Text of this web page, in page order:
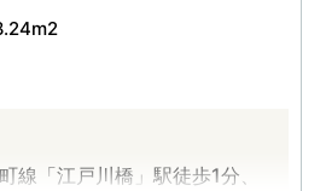
線「江戸川橋」駅徒歩1分、